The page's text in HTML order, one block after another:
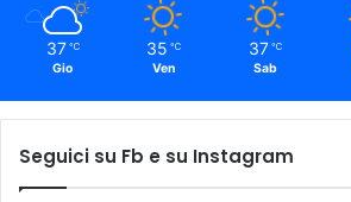
37 ℃
Gio
35 ℃
Ven
37 ℃
Sab
Seguici su Fb e su Instagram